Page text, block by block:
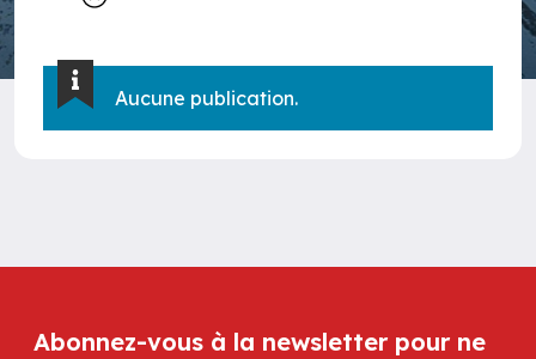
Aucune publication.
Abonnez-vous à la newsletter pour ne